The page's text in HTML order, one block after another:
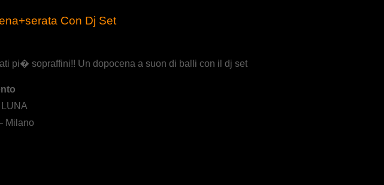
Con Dj Set
pi� sopraffini!! Un dopocena a suon di balli con il dj set
Milano